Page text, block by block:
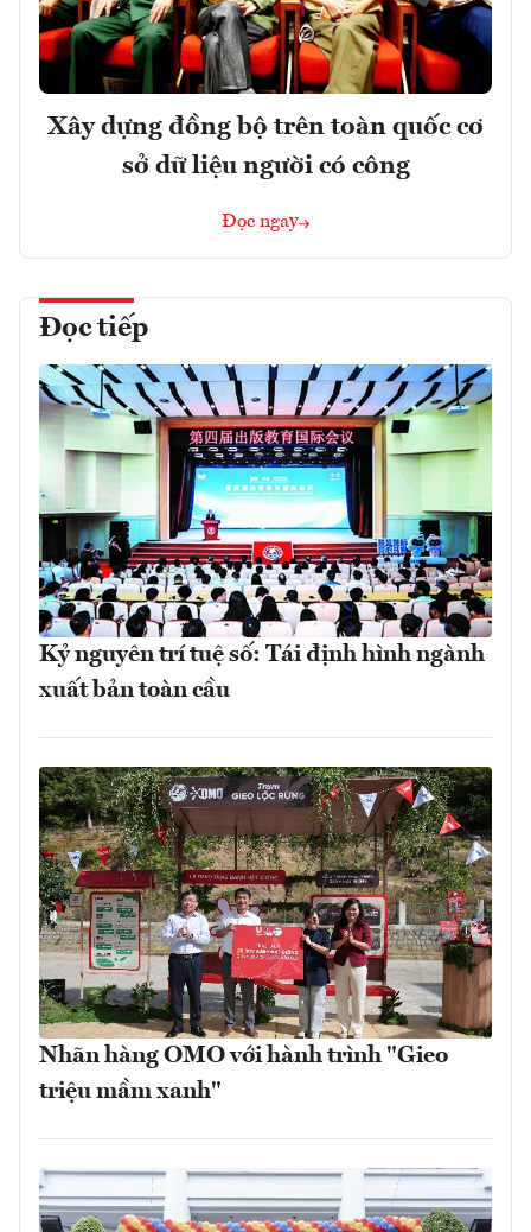
Xây dựng đồng bộ trên toàn quốc cơ
sở dữ liệu người có công
Đọc ngay
Đọc tiếp
Kỷ nguyên trí tuệ số: Tái định hình ngành
xuất bản toàn cầu
Nhãn hàng OMO với hành trình "Gieo
triệu mầm xanh"